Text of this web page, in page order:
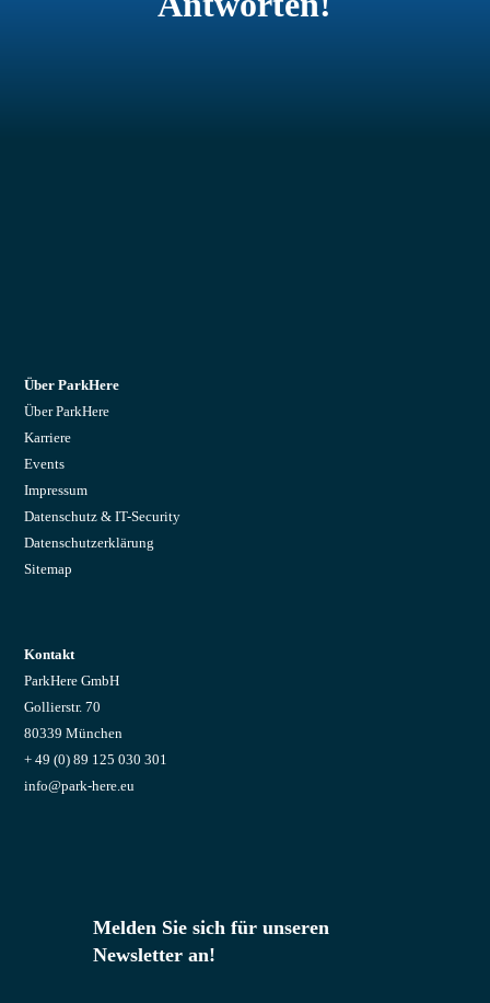
Über ParkHere
Über ParkHere
Karriere
Events
Impressum
Datenschutz & IT-Security
Datenschutzerklärung
Sitemap
Kontakt
ParkHere GmbH
Gollierstr. 70
80339 München
+ 49 (0) 89 125 030 301
info@park-here.eu
Melden Sie sich für unseren
Newsletter an!